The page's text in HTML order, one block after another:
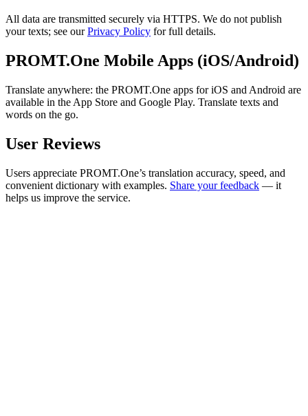
All data are transmitted securely via HTTPS. We do not publish
your texts; see ourPrivacy Policy for full details.
PROMT.One Mobile Apps (iOS/Android)
Translate anywhere: the PROMT.One apps for iOS and Android are
available in the App Store and Google Play. Translate texts and
words on the go.
User Reviews
Users appreciate PROMT.One’s translation accuracy, speed, and
convenient dictionary with examples. Share your feedback — it
helps us improve the service.